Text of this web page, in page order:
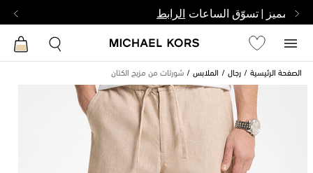
مميز | تسوّق الساعات الرابط
الصفحة الرئيسية رجال الملابس شورتات من مزيج الكتان